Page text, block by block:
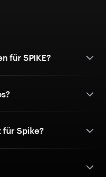
für SPIKE?
für Spike?